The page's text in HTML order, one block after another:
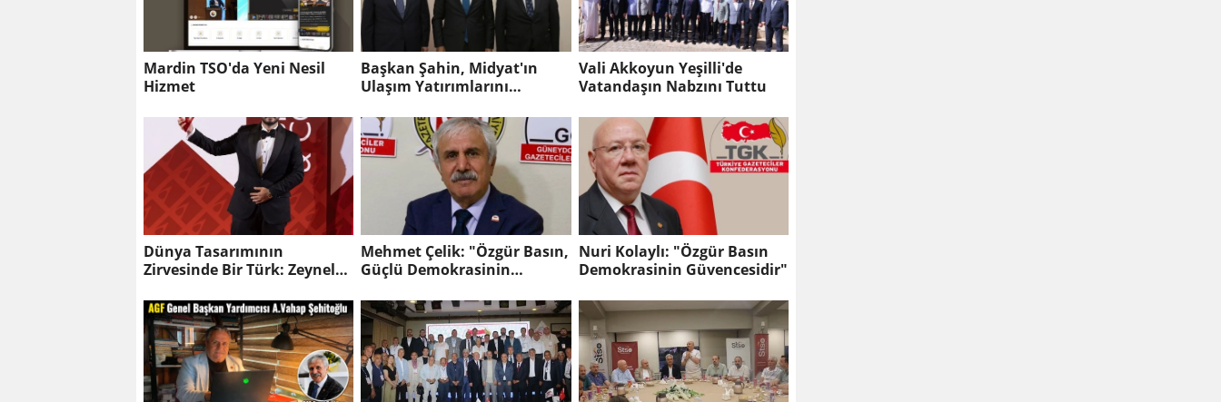
Mardin TSO'da Yeni Nesil
Hizmet
Başkan Şahin, Midyat'ın
Ulaşım Yatırımlarını
Vali Akkoyun Yeşilli'de
Vatandaşın Nabzını Tuttu
Dünya Tasarımının
Zirvesinde Bir Türk: Zeynel
İtalya'dan Birincilik Ödülü
Mehmet Çelik: "Özgür Basın,
Güçlü Demokrasinin
Nuri Kolaylı: "Özgür Basın
Demokrasinin Güvencesidir"